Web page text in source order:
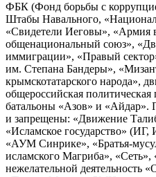
ФБК (Фонд борьбы с
Штабы Навального,
«Свидетели Иеговы», «Армия
общенациональный союз»,
иммиграции», «Правый
им. Степана Бандеры»,
крымскотатарского народа»,
общероссийская
батальоны «Азов» и «Айдар».
и запрещены: «Движение
«Исламское государство»
«АУМ Синрике», «Братья-
исламского Магриба»,
нежелательной деятельность